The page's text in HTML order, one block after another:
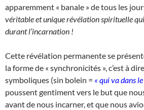
apparemment « banale » de tous les
véritable et unique révélation spirituelle qui
durant l’incarnation !
Cette révélation permanente se
la forme de « synchronicités », c’est à
symboliques (sin bolein = « qui va dans
poussent gentiment vers le but que
avant de nous incarner, et que nous